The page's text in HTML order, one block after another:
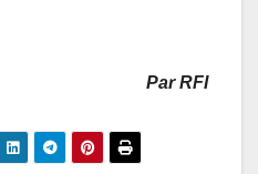
Par RFI